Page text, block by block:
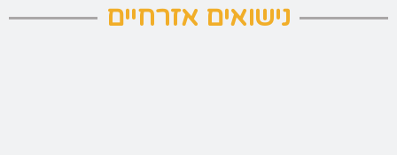
נישואים אזרחיים